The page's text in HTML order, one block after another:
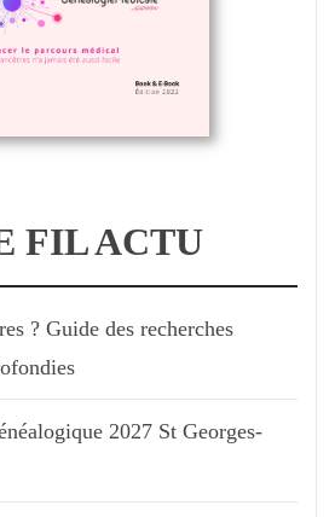
FIL ACTU
? Guide des recherches
2027 St Georges-